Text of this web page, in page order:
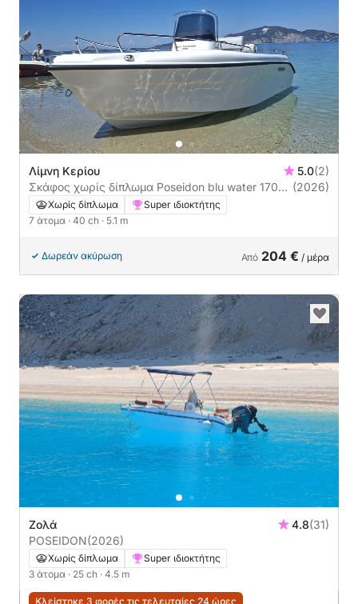
Λίμνη Κερίου 5.0(2)
Σκάφος χωρίς δίπλωμα Poseidon blu water 170
40ch
(2026)
Χωρίς δίπλωμα
Super ιδιοκτήτης
7 άτομα · 40 ch · 5.1 m
Δωρεάν ακύρωση Από 204 € / μέρα
Ζολά 4.8(31)
POSEIDON(2026)
Χωρίς δίπλωμα
Super ιδιοκτήτης
3 άτομα · 25 ch · 4.5 m
Κλείστηκε 3 φορές τις τελευταίες 24 ώρες